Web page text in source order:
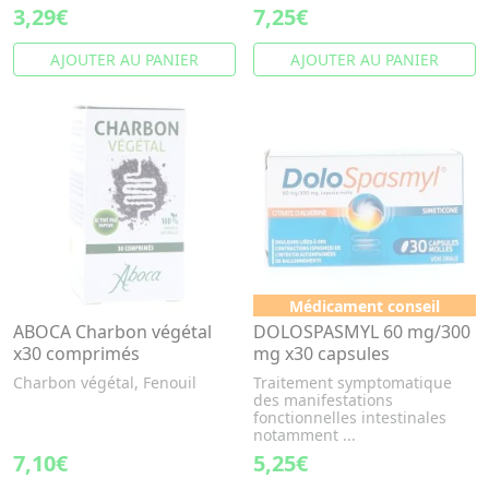
3,29€
AJOUTER AU PANIER
7,25€
AJOUTER AU PANIER
ABOCA Charbon végétal
x30 comprimés
Charbon végétal, Fenouil
7,10€
Médicament conseil
DOLOSPASMYL 60 mg/300
mg x30 capsules
Traitement symptomatique
des manifestations
fonctionnelles intestinales
notamment ...
5,25€